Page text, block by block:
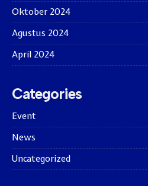
Oktober 2024
Agustus 2024
April 2024
Categories
Event
News
Uncategorized